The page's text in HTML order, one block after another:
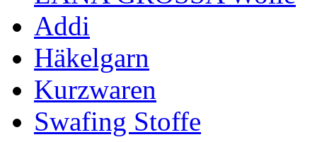
Addi
Häkelgarn
Kurzwaren
Swafing Stoffe